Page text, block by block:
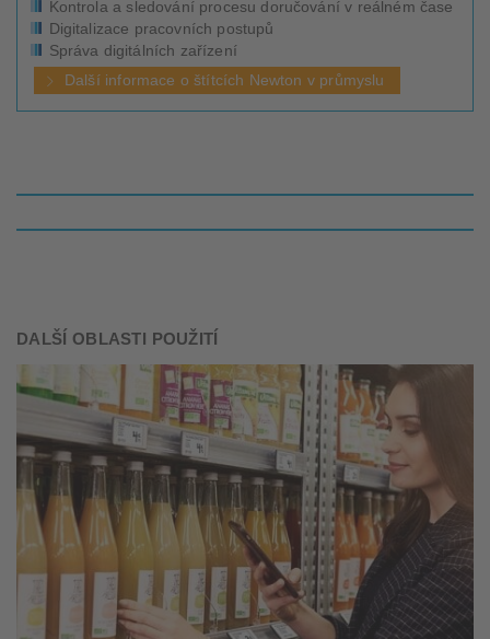
Kontrola a sledování procesu doručování v reálném čase
Digitalizace pracovních postupů
Správa digitálních zařízení
Další informace o štítcích Newton v průmyslu
DALŠÍ OBLASTI POUŽITÍ